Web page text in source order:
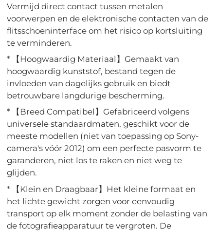
Vermijd direct contact tussen metalen
voorwerpen en de elektronische contacten van de
flitsschoeninterface om het risico op kortsluiting
te verminderen.
* 【Hoogwaardig Materiaal】Gemaakt van
hoogwaardig kunststof, bestand tegen de
invloeden van dagelijks gebruik en biedt
betrouwbare langdurige bescherming.
* 【Breed Compatibel】Gefabriceerd volgens
universele standaardmaten, geschikt voor de
meeste modellen (niet van toepassing op Sony-
camera's vóór 2012) om een ​​perfecte pasvorm te
garanderen, niet los te raken en niet weg te
glijden.
* 【Klein en Draagbaar】Het kleine formaat en
het lichte gewicht zorgen voor eenvoudig
transport op elk moment zonder de belasting van
de fotografieapparatuur te vergroten. De